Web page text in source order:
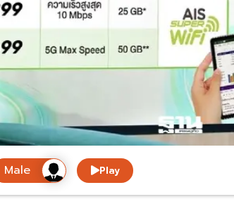
Play